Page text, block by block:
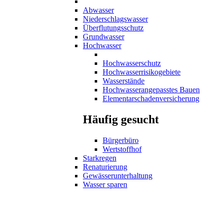
Abwasser
Niederschlagswasser
Überflutungsschutz
Grundwasser
Hochwasser
Hochwasserschutz
Hochwasserrisikogebiete
Wasserstände
Hochwasserangepasstes Bauen
Elementarschadenversicherung
Häufig gesucht
Bürgerbüro
Wertstoffhof
Starkregen
Renaturierung
Gewässerunterhaltung
Wasser sparen